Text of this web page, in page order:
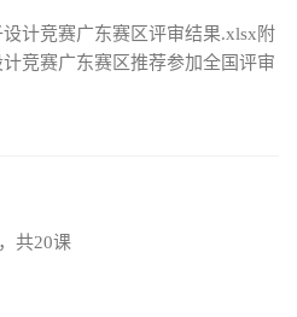
计竞赛广东赛区评审结果.xlsx附
竞赛广东赛区推荐参加全国评审
共20课